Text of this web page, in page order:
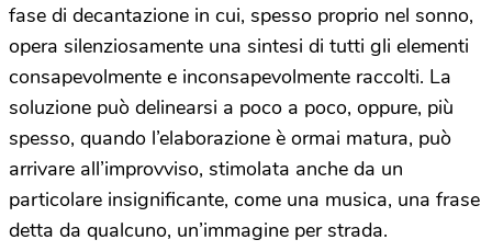
fase di decantazione in cui, spesso proprio nel sonno,
opera silenziosamente una sintesi di tutti gli elementi
consapevolmente e inconsapevolmente raccolti. La
soluzione può delinearsi a poco a poco, oppure, più
spesso, quando l’elaborazione è ormai matura, può
arrivare all’improvviso, stimolata anche da un
particolare insignificante, come una musica, una frase
detta da qualcuno, un’immagine per strada.